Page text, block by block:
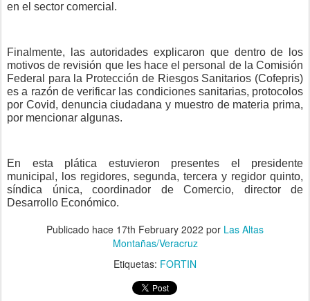
en el sector comercial.
Finalmente, las autoridades explicaron que dentro de los
motivos de revisión que les hace el personal de la Comisión
Federal para la Protección de Riesgos Sanitarios (Cofepris)
es a razón de verificar las condiciones sanitarias, protocolos
por Covid, denuncia ciudadana y muestro de materia prima,
por mencionar algunas.
En esta plática estuvieron presentes el presidente
municipal, los regidores, segunda, tercera y regidor quinto,
síndica única, coordinador de Comercio, director de
Desarrollo Económico.
Publicado hace 17th February 2022 por Las Altas
Montañas/Veracruz
Etiquetas: FORTIN